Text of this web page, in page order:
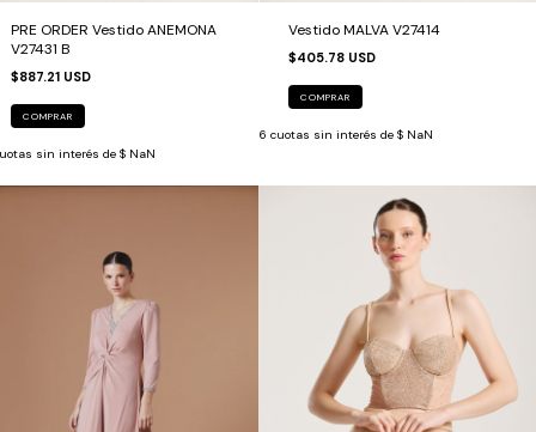
PRE ORDER Vestido ANEMONA
V27431 B
$887.21 USD
COMPRAR
sin interés de $ NaN
Vestido MALVA V27414
$405.78 USD
COMPRAR
6 cuotas sin interés de $ NaN